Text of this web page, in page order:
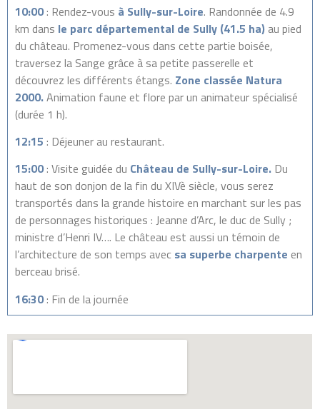
10:00: Rendez-vous à Sully-sur-Loire. Randonnée de 4.9
km dans le parc départemental de Sully (41.5 ha) au pied
du château. Promenez-vous dans cette partie boisée,
traversez la Sange grâce à sa petite passerelle et
découvrez les différents étangs. Zone classée Natura
2000.Animation faune et flore par un animateur spécialisé
(durée 1 h).
12:15 : Déjeuner au restaurant.
15:00: Visite guidée du Château de Sully-sur-Loire. Du
haut de son donjon de la fin du XIVè siècle, vous serez
transportés dans la grande histoire en marchant sur les pas
de personnages historiques : Jeanne d’Arc, le duc de Sully ;
ministre d’Henri IV…. Le château est aussi un témoin de
l’architecture de son temps avec sa superbe charpente en
berceau brisé.
16:30: Fin de la journée